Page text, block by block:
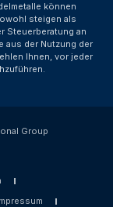
können
steigen als
Steuerberatung an
aus der Nutzung der
Ihnen, vor jeder
Group